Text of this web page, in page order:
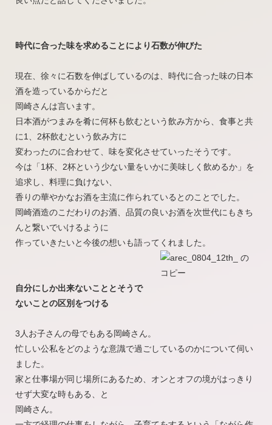
時代に合った味を求めることにより石数が伸びた
現在、徐々に石数を伸ばしているのは、時代に合った味の日本
酒を造っているからだと
岡崎さんは言います。
日本酒がつまみを肴に何杯も飲むという飲み方から、食事と共
に1、2杯飲むという飲み方に
変わったのに合わせて、味を変化させていったそうです。
今は「1杯、2杯という少ない量をいかに美味しく飲めるか」を
追求し、料理に負けない、
香りの華やかなお酒を主流に作られているとのことでした。
岡崎酒造のこだわりのお酒、品質の良いお酒を次世代にもきち
んと繋いでいけるように
作っていきたいと今後の想いも語ってくれました。
自分にしか出来ないこととそうで
ないことの区別をつける
3人お子さんの母でもある岡崎さん。
忙しい公私をどのような意識で過ごしているのかについて伺い
ました。
家と仕事場が同じ場所にあるため、オンとオフの境がはっきり
せず大変な時もある、と
岡崎さん。